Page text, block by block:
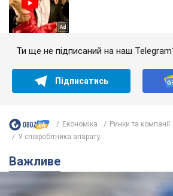
Ти ще не підписаний на наш
Підписатись
Економіка
Ринки та компанії
У співробітника апарату...
Важливе